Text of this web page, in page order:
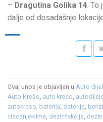
– Dragutina Golika 14. To
dalje od dosadašnje
Ovaj unos je objavljen u Auto
Auto Krešo, auto kreso,
autokreso, baterija, baterije,
ciscenjeklime, dezinfekcija,